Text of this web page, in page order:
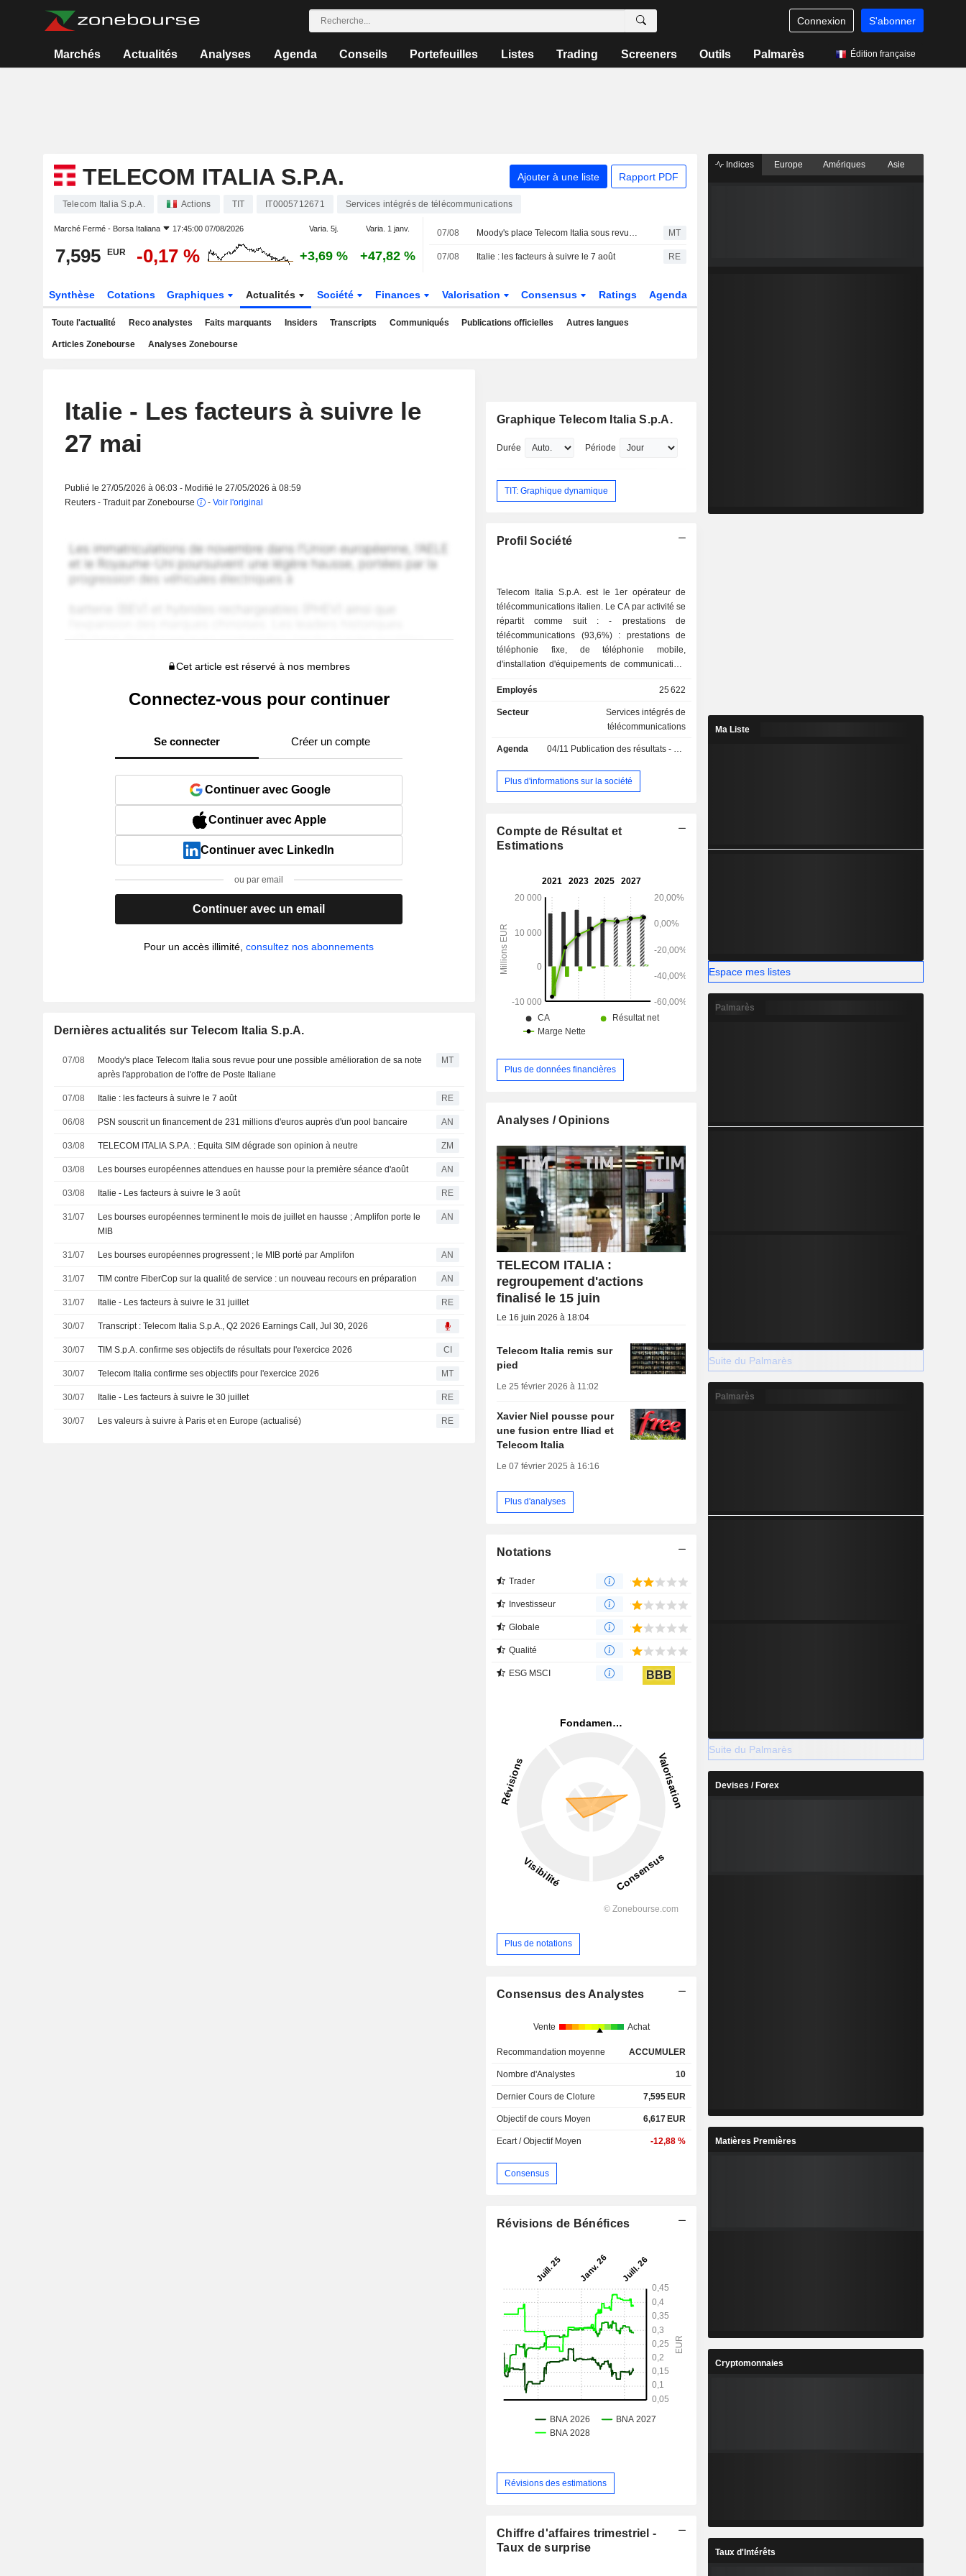
Connexion S'abonner
Marchés Actualités Analyses Agenda Conseils Portefeuilles Listes Trading Screeners Outils Palmarès Édition française
TELECOM ITALIA S.P.A. Ajouter à une liste Rapport PDF
Telecom Italia S.p.A. Actions TIT IT0005712671 Services intégrés de télécommunications
Marché Fermé - Borsa Italiana 17:45:00 07/08/2026 Varia. 5j. Varia. 1 janv.
7,595 EUR -0,17 % +3,69 % +47,82 %
07/08 Moody's place Telecom Italia sous revue pour une possible amélioration de sa note après l'approbation de l'offre de Poste Italiane MT
07/08 Italie : les facteurs à suivre le 7 août RE
Synthèse Cotations Graphiques Actualités Société Finances Valorisation Consensus Ratings Agenda
Toute l'actualité Reco analystes Faits marquants Insiders Transcripts Communiqués Publications officielles Autres langues
Articles Zonebourse Analyses Zonebourse
Italie - Les facteurs à suivre le
27 mai
Publié le 27/05/2026 à 06:03 - Modifié le 27/05/2026 à 08:59
Reuters - Traduit par Zonebourse
- Voir l'original
Cet article est réservé à nos membres
Connectez-vous pour continuer
Se connecter Créer un compte
Continuer avec Google
Continuer avec Apple
Continuer avec LinkedIn
ou par email
Continuer avec un email
Pour un accès illimité,consultez nos abonnements
Dernières actualités sur Telecom Italia S.p.A.
07/08
Moody's place Telecom Italia sous revue pour une possible amélioration de sa note
après l'approbation de l'offre de Poste Italiane
MT
07/08 Italie : les facteurs à suivre le 7 août RE
06/08 PSN souscrit un financement de 231 millions d'euros auprès d'un pool bancaire AN
03/08 TELECOM ITALIA S.P.A. : Equita SIM dégrade son opinion à neutre ZM
03/08 Les bourses européennes attendues en hausse pour la première séance d'août AN
03/08 Italie - Les facteurs à suivre le 3 août RE
31/07
Les bourses européennes terminent le mois de juillet en hausse ; Amplifon porte le
MIB
AN
31/07 Les bourses européennes progressent ; le MIB porté par Amplifon AN
31/07 TIM contre FiberCop sur la qualité de service : un nouveau recours en préparation AN
31/07 Italie - Les facteurs à suivre le 31 juillet RE
30/07 Transcript : Telecom Italia S.p.A., Q2 2026 Earnings Call, Jul 30, 2026
30/07 TIM S.p.A. confirme ses objectifs de résultats pour l'exercice 2026 CI
30/07 Telecom Italia confirme ses objectifs pour l'exercice 2026 MT
30/07 Italie - Les facteurs à suivre le 30 juillet RE
30/07 Les valeurs à suivre à Paris et en Europe (actualisé) RE
Graphique Telecom Italia S.p.A.
Durée Période
TIT: Graphique dynamique
Profil Société
Telecom Italia S.p.A. est le 1er opérateur de
télécommunications italien. Le CA par activité se
répartit comme suit : - prestations de
télécommunications (93,6%) : prestations de
téléphonie fixe, de téléphonie mobile,
d'installation d'équipements de communication,
etc. ; - vente d'équipements de
télécommunication (6,4%). La répartition
géographique du CA est la suivante (avant
Brésil (30,7%).
Employés 25 622
Secteur
Services intégrés de
télécommunications
Agenda 04/11 Publication des résultats - Q3 2026
Plus d'informations sur la société
Compte de Résultat et
Estimations
Plus de données financières
Analyses / Opinions
TELECOM ITALIA :
regroupement d'actions
finalisé le 15 juin
Le 16 juin 2026 à 18:04
Telecom Italia remis sur
pied
Le 25 février 2026 à 11:02
Xavier Niel pousse pour
une fusion entre Iliad et
Telecom Italia
Le 07 février 2025 à 16:16
Plus d'analyses
Notations
Trader
Investisseur
Globale
Qualité
ESG MSCI BBB
Plus de notations
Consensus des Analystes
Vente Achat
Recommandation moyenne ACCUMULER
Nombre d'Analystes 10
Dernier Cours de Cloture 7,595 EUR
Objectif de cours Moyen 6,617 EUR
Ecart / Objectif Moyen -12,88 %
Consensus
Révisions de Bénéfices
Révisions des estimations
Chiffre d'affaires trimestriel -
Taux de surprise
Indices Europe Amériques Asie
Ma Liste
Espace mes listes
Palmarès
Suite du Palmarès
Palmarès
Suite du Palmarès
Devises / Forex
Matières Premières
Cryptomonnaies
Taux d'Intérêts